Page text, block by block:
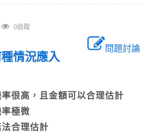
0追蹤
問題討論
情況應入
很高，且金額可以合理估計
率極微
法合理估計